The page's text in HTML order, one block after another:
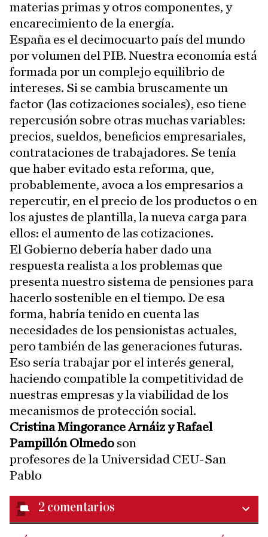
materias primas y otros componentes, y
encarecimiento de la energía.
España es el decimocuarto país del mundo
por volumen del PIB. Nuestra economía está
formada por un complejo equilibrio de
intereses. Si se cambia bruscamente un
factor (las cotizaciones sociales), eso tiene
repercusión sobre otras muchas variables:
precios, sueldos, beneficios empresariales,
contrataciones de trabajadores. Se tenía
que haber evitado esta reforma, que,
probablemente, avoca a los empresarios a
repercutir, en el precio de los productos o en
los ajustes de plantilla, la nueva carga para
ellos: el aumento de las cotizaciones.
El Gobierno debería haber dado una
respuesta realista a los problemas que
presenta nuestro sistema de pensiones para
hacerlo sostenible en el tiempo. De esa
forma, habría tenido en cuenta las
necesidades de los pensionistas actuales,
pero también de las generaciones futuras.
Eso sería trabajar por el interés general,
haciendo compatible la competitividad de
nuestras empresas y la viabilidad de los
mecanismos de protección social.
Cristina Mingorance Arnáiz y Rafael
Pampillón Olmedo son
profesores de la Universidad CEU-San
Pablo
2 comentarios